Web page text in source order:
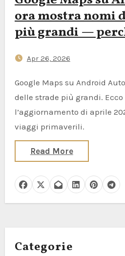
ora mostra nomi
più grandi —
Apr 26, 2026
Google Maps su Android Auto ora mostra nomi
delle strade più grandi. Ecco
l’aggiornamento di aprile
viaggi primaverili.
Read More
Categorie